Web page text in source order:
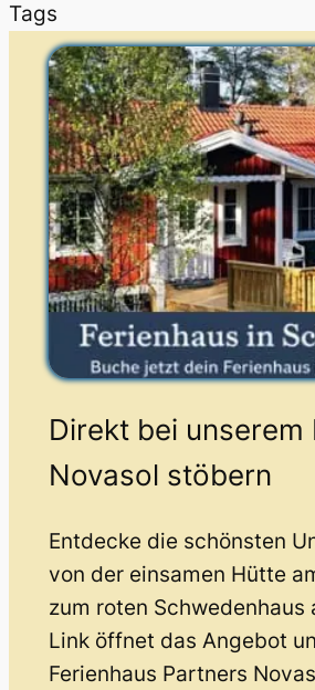
Tags
Direkt bei unserem
Novasol stöbern
Entdecke die schönsten
von der einsamen Hütte
zum roten Schwedenhaus
Link öffnet das Angebot
Ferienhaus Partners